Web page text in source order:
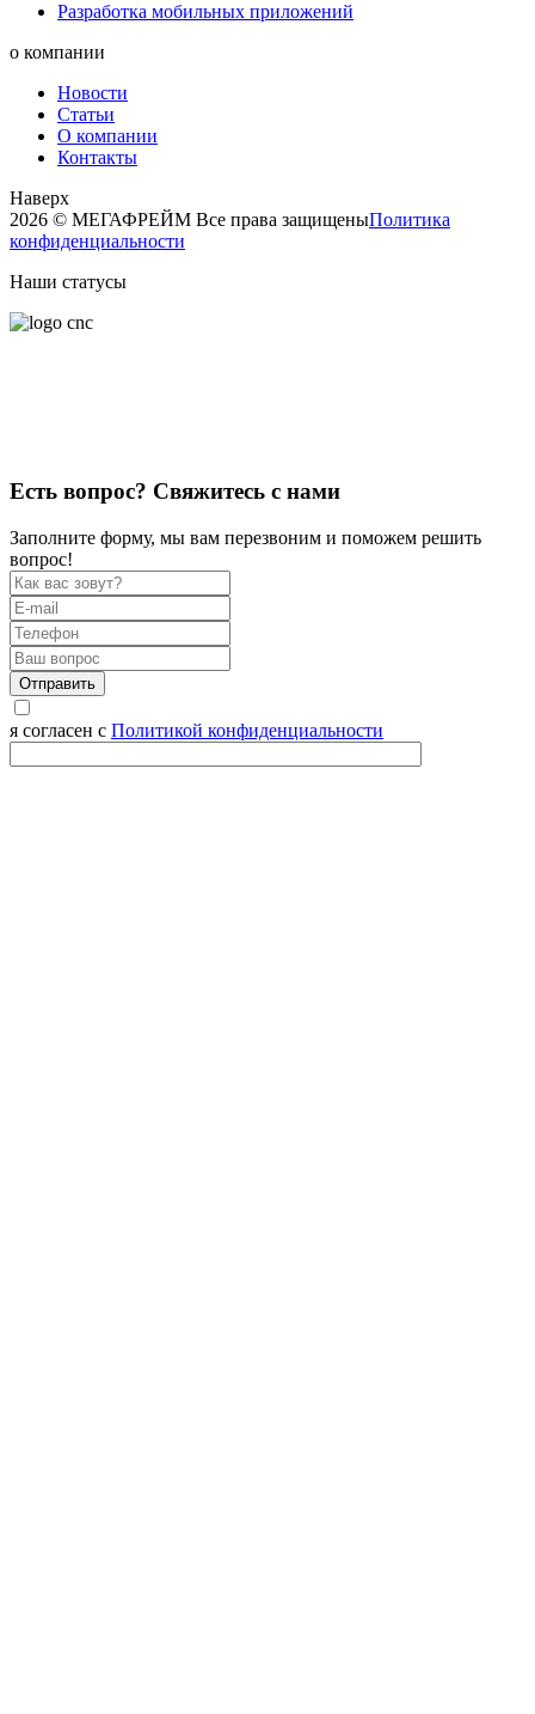
Разработка мобильных приложений
о компании
Новости
Статьи
О компании
Контакты
Наверх
2026 © МЕГАФРЕЙМ Все права защищеныПолитика
конфиденциальности
Наши статусы
Есть вопрос? Свяжитесь с нами
Заполните форму, мы вам перезвоним и поможем решить
вопрос!
Отправить
я согласен с Политикой конфиденциальности